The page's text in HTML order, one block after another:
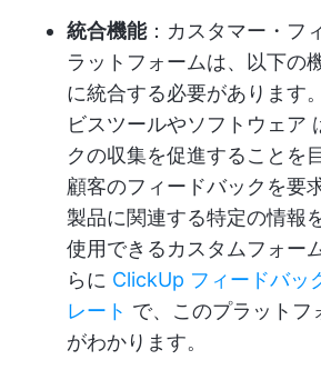
統合機能：カスタマー・フ
ラットフォームは、以下の
に統合する必要があります。
ビスツールやソフトウェア
クの収集を促進することを
顧客のフィードバックを要
製品に関連する特定の情報
使用できるカスタムフォー
らに ClickUp フィードバッ
レート で、このプラットフ
がわかります。